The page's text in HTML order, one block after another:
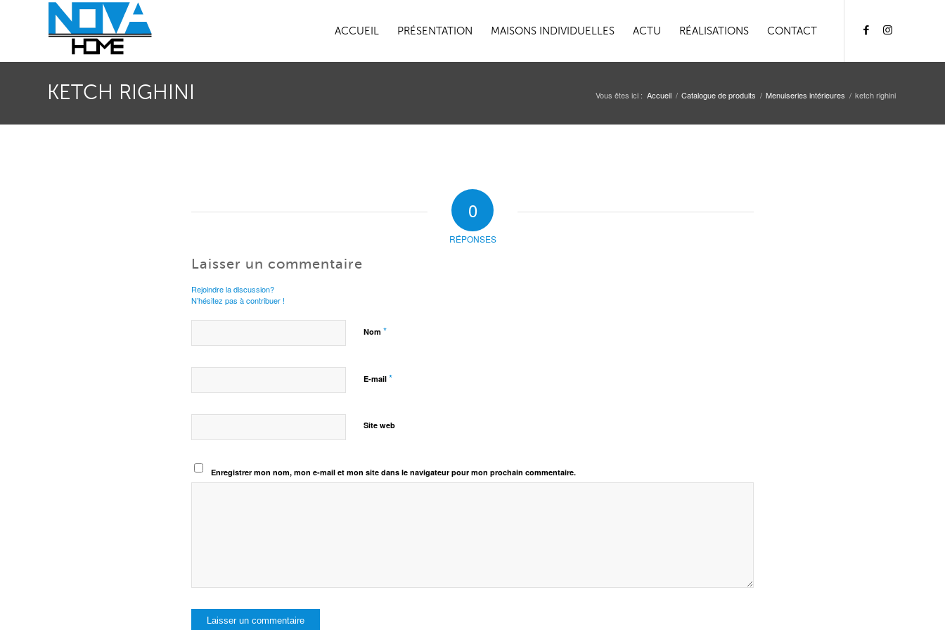
ACCUEIL PRÉSENTATION MAISONS INDIVIDUELLES ACTU RÉALISATIONS CONTACT
KETCH RIGHINI Vous êtes ici : Accueil / Catalogue de produits / Menuiseries intérieures / ketch righini
0
RÉPONSES
Laisser un commentaire
Rejoindre la discussion?
N’hésitez pas à contribuer !
Nom *
E-mail *
Site web
Enregistrer mon nom, mon e-mail et mon site dans le navigateur pour mon prochain commentaire.